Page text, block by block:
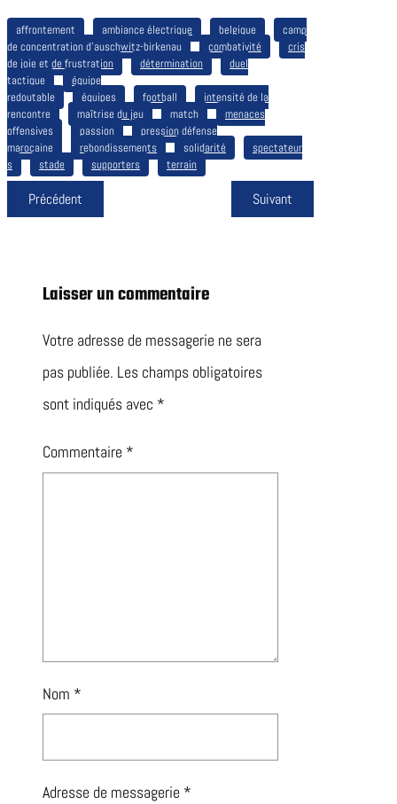
affrontement ambiance électrique belgique
camp
de concentration d’auschwitz-birkenau
combativité
cris
de joie et de frustration
détermination
duel
tactique
équipe
redoutable
équipes football
intensité de la
rencontre
maîtrise du jeu match
menaces
offensives
passion
pression défense
marocaine
rebondissements solidarité
spectateur
s
stade supporters terrain
Précédent Suivant
Laisser un commentaire
Votre adresse de messagerie ne sera
pas publiée. Les champs obligatoires
sont indiqués avec *
Commentaire *
Nom *
Adresse de messagerie *